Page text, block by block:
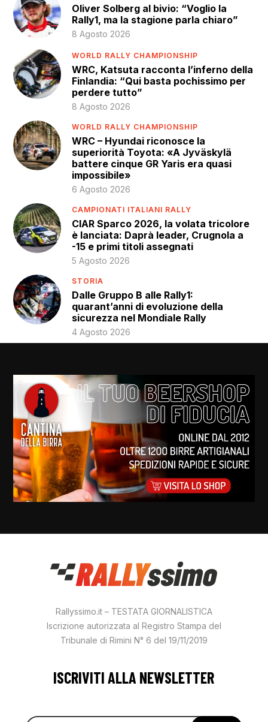
Oliver Solberg al bivio: “Voglio la
Rally1, ma la stagione parla chiaro”
8 Agosto 2026
WORLD RALLY CHAMPIONSHIP
WRC, Katsuta racconta l’inferno della
Finlandia: “Qui basta pochissimo per
perdere tutto”
8 Agosto 2026
WORLD RALLY CHAMPIONSHIP
WRC – Hyundai riconosce la
superiorità Toyota: «A Jyväskylä
battere cinque GR Yaris era quasi
impossibile»
6 Agosto 2026
CAMPIONATI ITALIANI RALLY
CIAR Sparco 2026, la volata tricolore
è lanciata: Daprà leader, Crugnola a
-15 e primi titoli assegnati
5 Agosto 2026
STORIA
Dalle Gruppo B alle Rally1:
quarant’anni di evoluzione della
sicurezza nel Mondiale Rally
4 Agosto 2026
Rallyssimo.it – TESTATA GIORNALISTICA
Iscrizione autorizzata al Registro Stampa del
Tribunale di Rimini N° 6 del 19/11/2019
ISCRIVITI ALLA NEWSLETTER